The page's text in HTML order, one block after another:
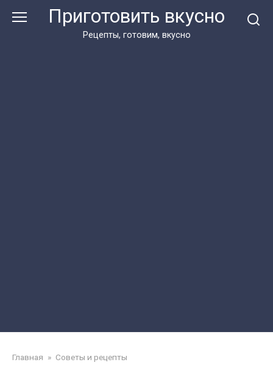
Приготовить вкусно
Рецепты, готовим, вкусно
Главная » Советы и рецепты